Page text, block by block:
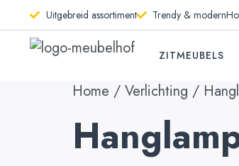
Uitgebreid assortiment Trendy & modern
ZITMEUBELS
Home / Verlichting /